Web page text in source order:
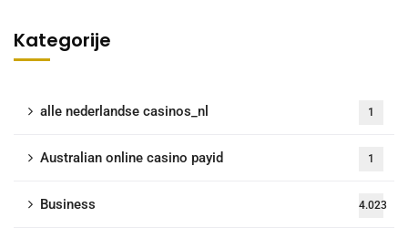
Kategorije
alle nederlandse casinos_nl 1
Australian online casino payid 1
Business 4.023